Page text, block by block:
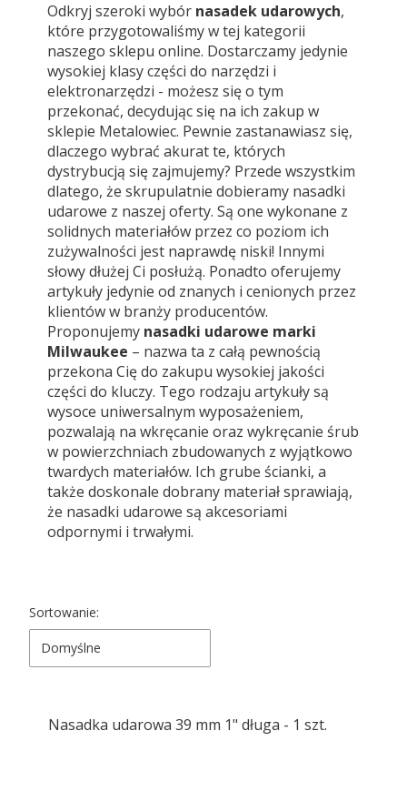
Odkryj szeroki wybór nasadek udarowych,
które przygotowaliśmy w tej kategorii
naszego sklepu online. Dostarczamy jedynie
wysokiej klasy części do narzędzi i
elektronarzędzi - możesz się o tym
przekonać, decydując się na ich zakup w
sklepie Metalowiec. Pewnie zastanawiasz się,
dlaczego wybrać akurat te, których
dystrybucją się zajmujemy? Przede wszystkim
dlatego, że skrupulatnie dobieramy nasadki
udarowe z naszej oferty. Są one wykonane z
solidnych materiałów przez co poziom ich
zużywalności jest naprawdę niski! Innymi
słowy dłużej Ci posłużą. Ponadto oferujemy
artykuły jedynie od znanych i cenionych przez
klientów w branży producentów.
Proponujemy nasadki udarowe marki
Milwaukee – nazwa ta z całą pewnością
przekona Cię do zakupu wysokiej jakości
części do kluczy. Tego rodzaju artykuły są
wysoce uniwersalnym wyposażeniem,
pozwalają na wkręcanie oraz wykręcanie śrub
w powierzchniach zbudowanych z wyjątkowo
twardych materiałów. Ich grube ścianki, a
także doskonale dobrany materiał sprawiają,
że nasadki udarowe są akcesoriami
odpornymi i trwałymi.
Lista produktów
Sortowanie:
Domyślne
Nasadka udarowa 39 mm 1" długa - 1 szt.